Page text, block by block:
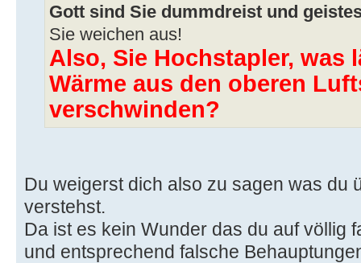
Gott sind Sie dummdreist und
Sie weichen aus!
Also, Sie Hochstapler, was
Wärme aus den oberen
verschwinden?
Du weigerst dich also zu sagen was du
verstehst.
Da ist es kein Wunder das du auf völlig
und entsprechend falsche